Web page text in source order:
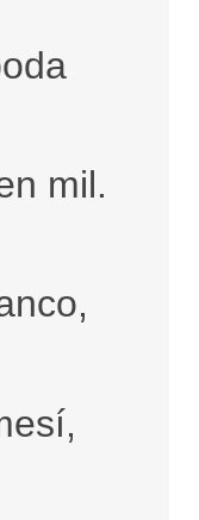
mil.